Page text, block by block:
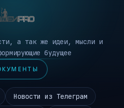
а так же идеи, мысли и
будущее
Новости из Телеграм